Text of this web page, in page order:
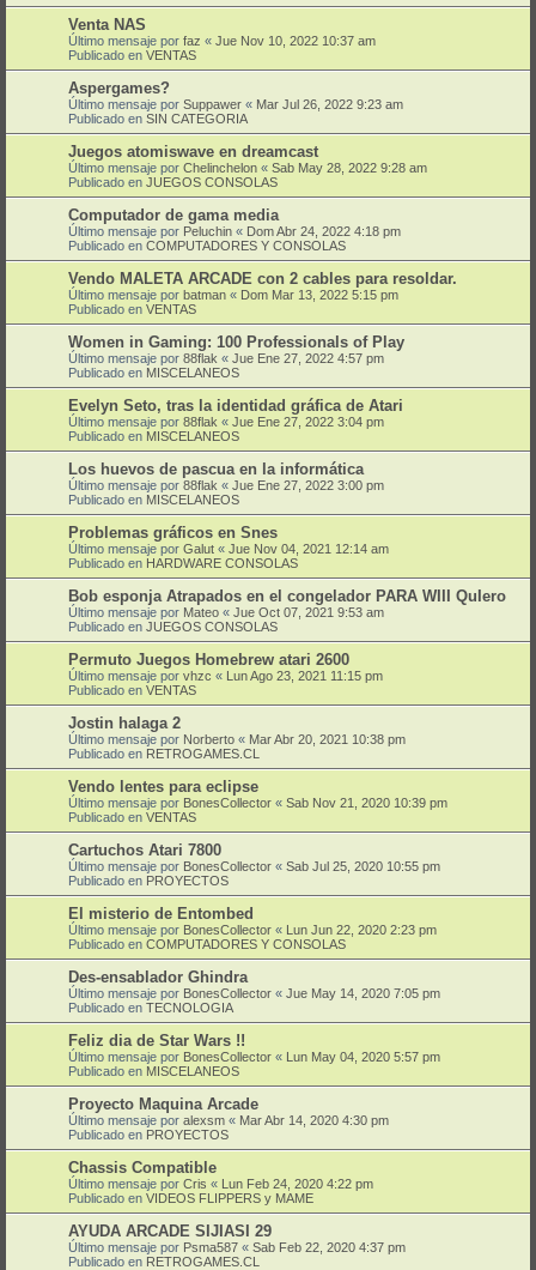
Venta NAS
Último mensaje por faz « Jue Nov 10, 2022 10:37 am
Publicado en VENTAS
Aspergames?
Último mensaje por Suppawer « Mar Jul 26, 2022 9:23 am
Publicado en SIN CATEGORIA
Juegos atomiswave en dreamcast
Último mensaje por Chelinchelon « Sab May 28, 2022 9:28 am
Publicado en JUEGOS CONSOLAS
Computador de gama media
Último mensaje por Peluchin « Dom Abr 24, 2022 4:18 pm
Publicado en COMPUTADORES Y CONSOLAS
Vendo MALETA ARCADE con 2 cables para resoldar.
Último mensaje por batman « Dom Mar 13, 2022 5:15 pm
Publicado en VENTAS
Women in Gaming: 100 Professionals of Play
Último mensaje por 88flak « Jue Ene 27, 2022 4:57 pm
Publicado en MISCELANEOS
Evelyn Seto, tras la identidad gráfica de Atari
Último mensaje por 88flak « Jue Ene 27, 2022 3:04 pm
Publicado en MISCELANEOS
Los huevos de pascua en la informática
Último mensaje por 88flak « Jue Ene 27, 2022 3:00 pm
Publicado en MISCELANEOS
Problemas gráficos en Snes
Último mensaje por Galut « Jue Nov 04, 2021 12:14 am
Publicado en HARDWARE CONSOLAS
Bob esponja Atrapados en el congelador PARA WIII QuIero
Último mensaje por Mateo « Jue Oct 07, 2021 9:53 am
Publicado en JUEGOS CONSOLAS
Permuto Juegos Homebrew atari 2600
Último mensaje por vhzc « Lun Ago 23, 2021 11:15 pm
Publicado en VENTAS
Jostin halaga 2
Último mensaje por Norberto « Mar Abr 20, 2021 10:38 pm
Publicado en RETROGAMES.CL
Vendo lentes para eclipse
Último mensaje por BonesCollector « Sab Nov 21, 2020 10:39 pm
Publicado en VENTAS
Cartuchos Atari 7800
Último mensaje por BonesCollector « Sab Jul 25, 2020 10:55 pm
Publicado en PROYECTOS
El misterio de Entombed
Último mensaje por BonesCollector « Lun Jun 22, 2020 2:23 pm
Publicado en COMPUTADORES Y CONSOLAS
Des-ensablador Ghindra
Último mensaje por BonesCollector « Jue May 14, 2020 7:05 pm
Publicado en TECNOLOGIA
Feliz dia de Star Wars !!
Último mensaje por BonesCollector « Lun May 04, 2020 5:57 pm
Publicado en MISCELANEOS
Proyecto Maquina Arcade
Último mensaje por alexsm « Mar Abr 14, 2020 4:30 pm
Publicado en PROYECTOS
Chassis Compatible
Último mensaje por Cris « Lun Feb 24, 2020 4:22 pm
Publicado en VIDEOS FLIPPERS y MAME
AYUDA ARCADE SIJIASI 29
Último mensaje por Psma587 « Sab Feb 22, 2020 4:37 pm
Publicado en RETROGAMES.CL